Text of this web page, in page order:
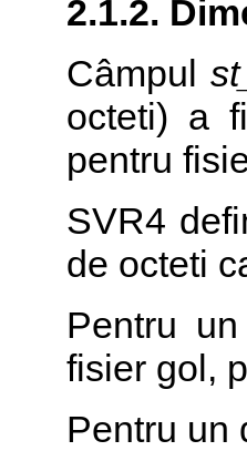
2.1.2.
Câmpul
octeti) a
pentru
SVR4
de octeti
Pentru
fisier gol,
Pentru un